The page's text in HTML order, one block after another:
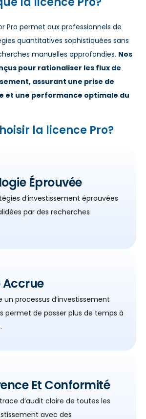
Pro permet aux professionnels de
quantitatives sophistiquées sans
manuelles approfondies. Nos
pour rationaliser les flux de
assurant une prise de
et une performance optimale du
la licence Pro?
Éprouvée
d’investissement éprouvées
par des recherches
processus d’investissement
permet de passer plus de temps à
Et Conformité
d’audit claire de toutes les
avec des